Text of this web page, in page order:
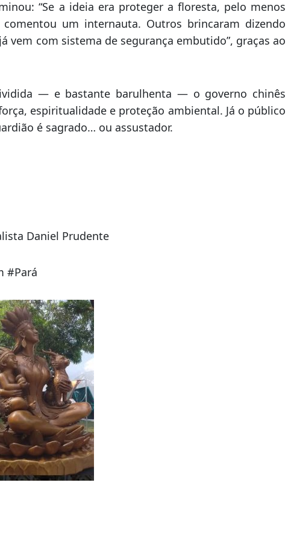
guardião, a escultura lembra mais um “demônio
que mais parece saída de um ritual do que de uma
“Se a ideia era proteger a floresta, pelo menos
comentou um internauta. Outros brincaram dizendo
vem com sistema de segurança embutido”, graças ao
é sagrado… ou assustador.
Daniel Prudente
#Pará